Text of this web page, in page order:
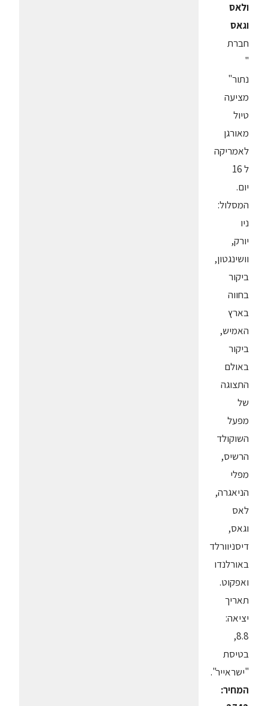
ולאס
וגאס
חברת
"
נתור"
מציעה
טיול
מאורגן
לאמריקה
ל 16
יום.
המסלול:
ניו
יורק,
וושינגטון,
ביקור
בחווה
בארץ
האמיש,
ביקור
באולם
התצוגה
של
מפעל
השוקולד
הרשיס,
מפלי
הניאגרה,
לאס
וגאס,
דיסניוורלד
באורלנדו
ואפקוט.
תאריך
יציאה:
8.8,
בטיסת
"ישראייר".
המחיר: